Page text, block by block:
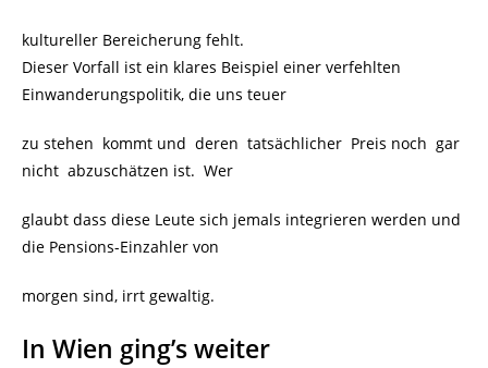
kultureller Bereicherung fehlt.
Dieser Vorfall ist ein klares Beispiel einer verfehlten
Einwanderungspolitik, die uns teuer
zu stehen kommt und deren tatsächlicher Preis noch gar
nicht abzuschätzen ist. Wer
glaubt dass diese Leute sich jemals integrieren werden und
die Pensions-Einzahler von
morgen sind, irrt gewaltig.
In Wien ging’s weiter